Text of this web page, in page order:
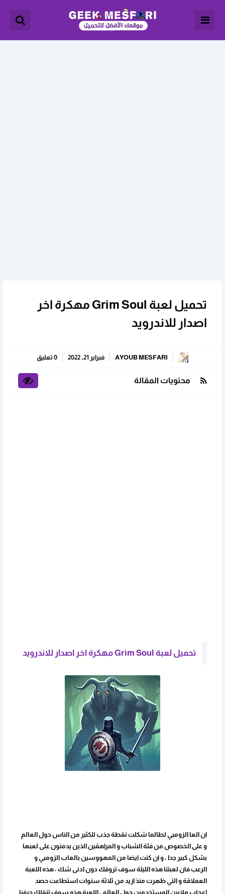
تحميل لعبة Grim Soul مهكرة اخر
اصدار للاندرويد
AYOUB MESFARI فبراير 21, 2022 0 تعليق
محتويات المقالة
تحميل لعبة Grim Soul مهكرة اخر اصدار للاندرويد
ان العا الزومبي لطالما شكلت نقطة جذب للكثير من الناس حول العالم
و على الخصوص من فئة الشباب و المراهقين الذين يدمنون على لعبها
بشكل كبير جدا ، و ان كنت ايضا من المهووسين بالعاب الزومبي و
الرعب فان لعبتنا هذه الليلة سوف تروقك دون ادنى شك ، هذه اللعبة
العملاقة و التي ظهرت منذ ازيد من ثلاثة سنوات استطاعت حصد
اعجاب ملايين المستخدمين حول العالم ، اللعبة هذه سوف تنقلك حرفيا